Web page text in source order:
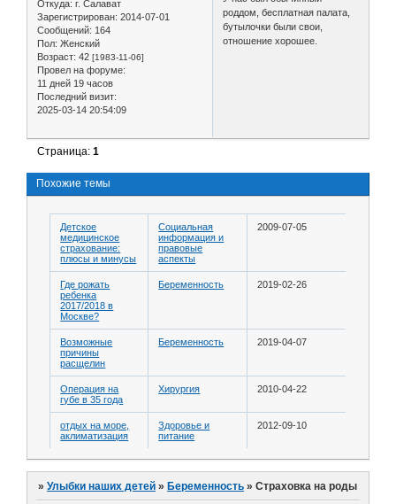
Откуда: г. Салават
Зарегистрирован: 2014-07-01
Сообщений: 164
Пол: Женский
Возраст: 42 [1983-11-06]
Провел на форуме:
11 дней 19 часов
Последний визит:
2025-03-14 20:54:09
роддом, бесплатная палата,
бутылочки были свои,
отношение хорошее.
Страница:1
Похожие темы
Детское
медицинское
страхование:
плюсы и минусы
Социальная
информация и
правовые
аспекты
2009-07-05
Где рожать
ребенка
2017/2018 в
Москве?
Беременность 2019-02-26
Возможные
причины
расщелин
Беременность 2019-04-07
Операция на
губе в 35 года
Хирургия 2010-04-22
отдых на море,
аклиматизация
Здоровье и
питание
2012-09-10
»Улыбки наших детей » Беременность »Страховка на роды